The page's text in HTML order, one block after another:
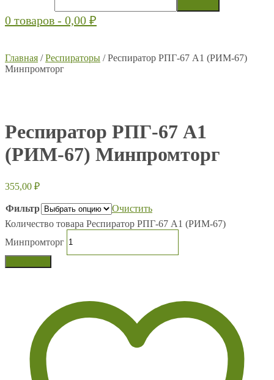
0 товаров - 0,00 ₽
Главная /Респираторы / Респиратор РПГ-67 А1 (РИМ-67)
Минпромторг
Респиратор РПГ-67 А1
(РИМ-67) Минпромторг
355,00 ₽
Фильтр
Очистить
Количество товара Респиратор РПГ-67 А1 (РИМ-67)
Минпромторг